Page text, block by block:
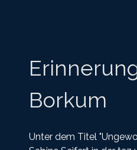
Borkum
Unter dem Titel